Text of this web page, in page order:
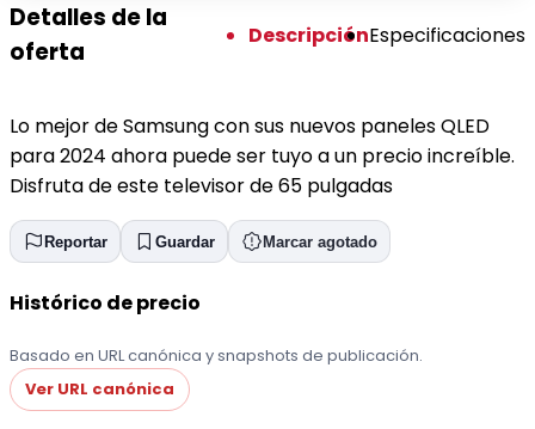
Detalles de la
oferta
DescripciónEspecificaciones
Lo mejor de Samsung con sus nuevos paneles QLED
para 2024 ahora puede ser tuyo a un precio increíble.
Disfruta de este televisor de 65 pulgadas
Reportar Guardar Marcar agotado
Histórico de precio
Basado en URL canónica y snapshots de publicación.
Ver URL canónica